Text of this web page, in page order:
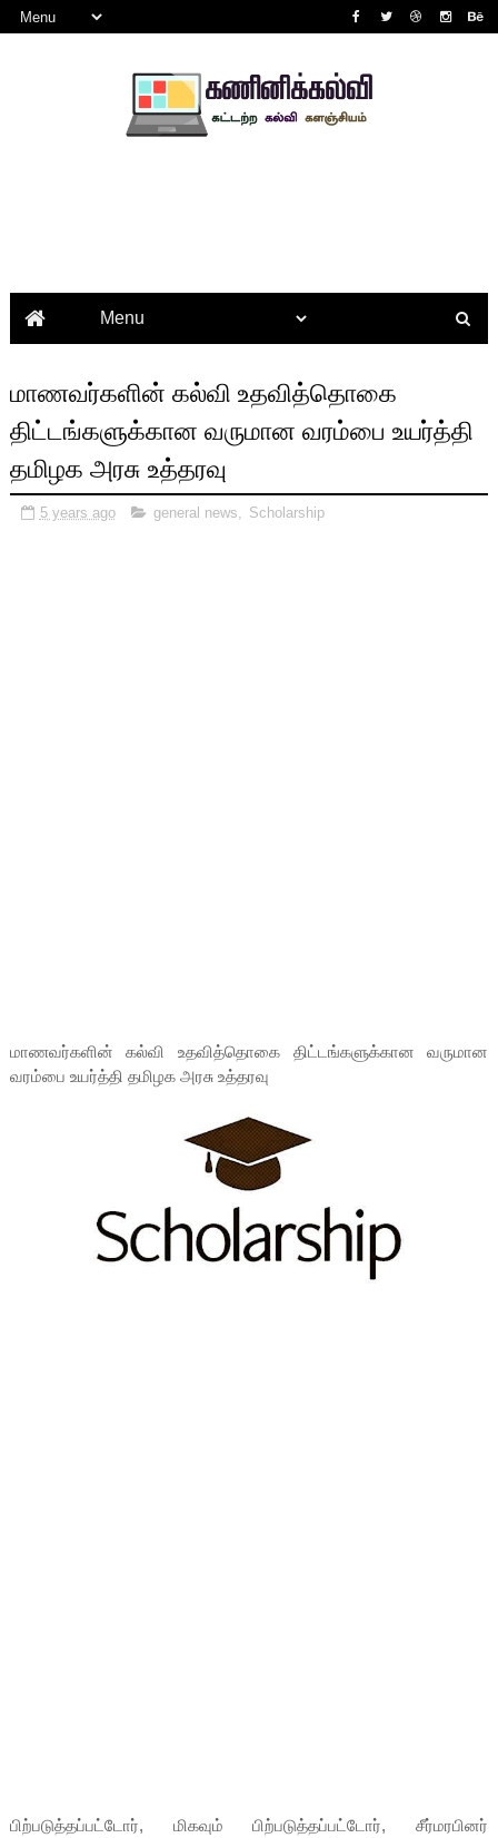
மாணவர்களின் கல்வி உதவித்தொகை
திட்டங்களுக்கான வருமான வரம்பை உயர்த்தி
தமிழக அரசு உத்தரவு
5 years ago general news Scholarship
மாணவர்களின் கல்வி உதவித்தொகை திட்டங்களுக்கான வருமான
வரம்பை உயர்த்தி தமிழக அரசு உத்தரவு
பிற்படுத்தப்பட்டோர், மிகவும் பிற்படுத்தப்பட்டோர், சீர்மரபினர்